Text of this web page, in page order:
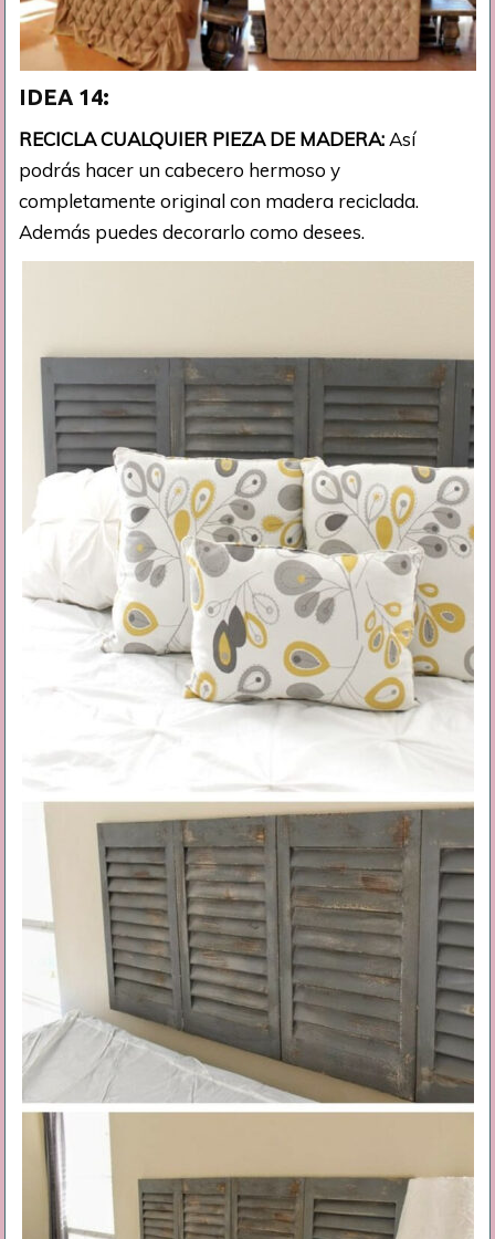
IDEA 14:
RECICLA CUALQUIER PIEZA DE MADERA: Así
podrás hacer un cabecero hermoso y
completamente original con madera reciclada.
Además puedes decorarlo como desees.